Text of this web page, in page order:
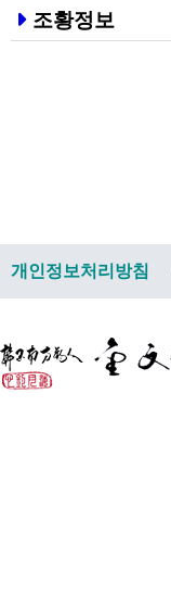
조황정보
개인정보처리방침